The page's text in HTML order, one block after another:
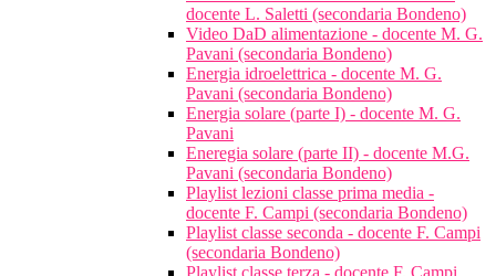
docente L. Saletti (secondaria Bondeno)
Video DaD alimentazione - docente M. G.
Pavani (secondaria Bondeno)
Energia idroelettrica - docente M. G.
Pavani (secondaria Bondeno)
Energia solare (parte I) - docente M. G.
Pavani
Eneregia solare (parte II) - docente M.G.
Pavani (secondaria Bondeno)
Playlist lezioni classe prima media -
docente F. Campi (secondaria Bondeno)
Playlist classe seconda - docente F. Campi
(secondaria Bondeno)